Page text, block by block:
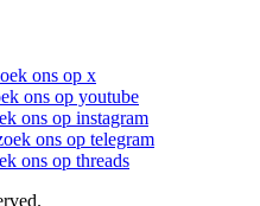
ons op x
ons op youtube
ons op instagram
ons op telegram
ons op threads